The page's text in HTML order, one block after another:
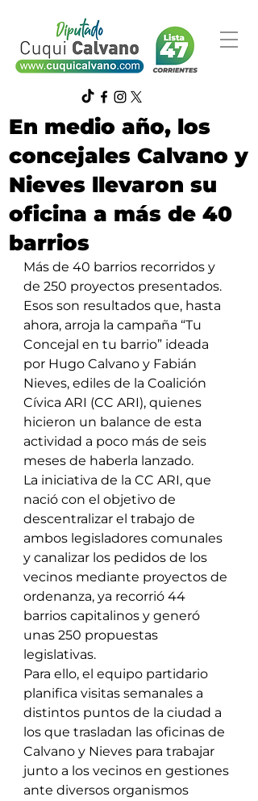
En medio año, los
concejales Calvano y
Nieves llevaron su
oficina a más de 40
barrios
Más de 40 barrios recorridos y
de 250 proyectos presentados.
Esos son resultados que, hasta
ahora, arroja la campaña “Tu
Concejal en tu barrio” ideada
por Hugo Calvano y Fabián
Nieves, ediles de la Coalición
Cívica ARI (CC ARI), quienes
hicieron un balance de esta
actividad a poco más de seis
meses de haberla lanzado.
La iniciativa de la CC ARI, que
nació con el objetivo de
descentralizar el trabajo de
ambos legisladores comunales
y canalizar los pedidos de los
vecinos mediante proyectos de
ordenanza, ya recorrió 44
barrios capitalinos y generó
unas 250 propuestas
legislativas.
Para ello, el equipo partidario
planifica visitas semanales a
distintos puntos de la ciudad a
los que trasladan las oficinas de
Calvano y Nieves para trabajar
junto a los vecinos en gestiones
ante diversos organismos